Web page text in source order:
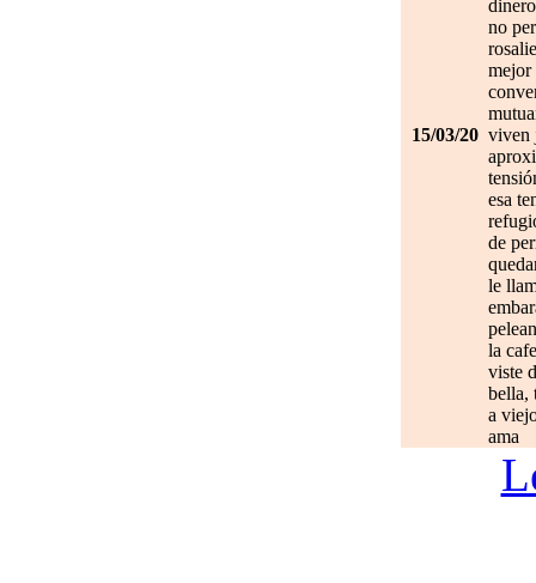
15/03/20
no
mejor
viven
esa
de
le
la
viste
bella,
a
ama